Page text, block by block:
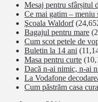
Mesaj pentru sfârșitul
Ce mai gatim – meniu
Şcoala Waldorf
Bagajul pentru mare
Cum scot petele de
Buletin la 14 ani
Masa pentru curte
Dacă n-ai nimic, n-ai
La Vodafone
Cum păstrăm casa